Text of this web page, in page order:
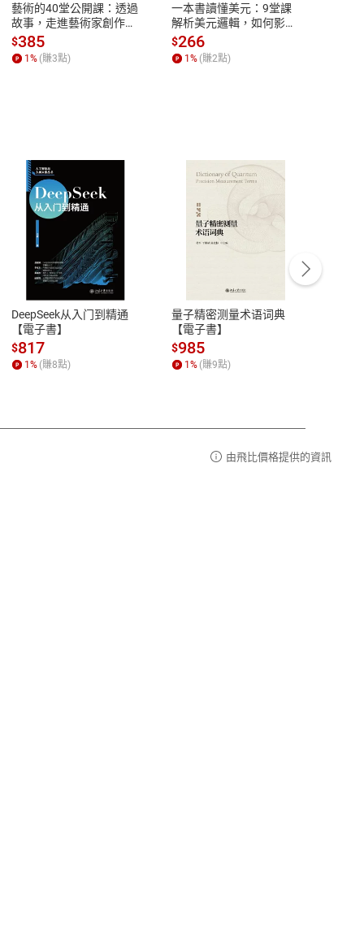
性
參
客服資訊
服務時間：週一到週五 10:00-12:00、
13:00-17:00 (國定假日及例假日休息)
客服電話：0080-1857077
藝術的40堂公開課：透過
故事，走進藝術家創作現
場，看藝術如何誕生、如
何形塑人類生活【電子
書】
$385
1% (賺3點)
一本書讀懂美元：9堂課
解析美元邏輯，如何影響
全球經濟和每個人的投資
【電子書】
$266
1% (賺2點)
DeepSeek从入门到精通
【電子書】
$817
1% (賺8點)
量子精密测量术语词典
【電子書】
$985
1% (賺9點)
由飛比價格提供的資訊